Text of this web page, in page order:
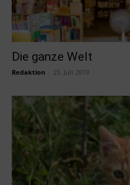
Die ganze Welt
Redaktion 25. Juli 2019